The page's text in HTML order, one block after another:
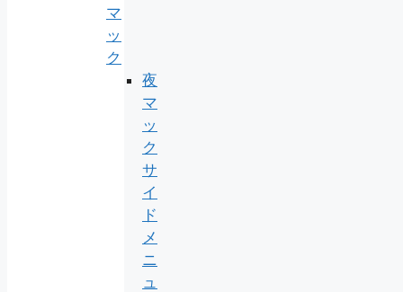
マ
ッ
ク
夜
マ
ッ
ク
サ
イ
ド
メ
ニ
ュ